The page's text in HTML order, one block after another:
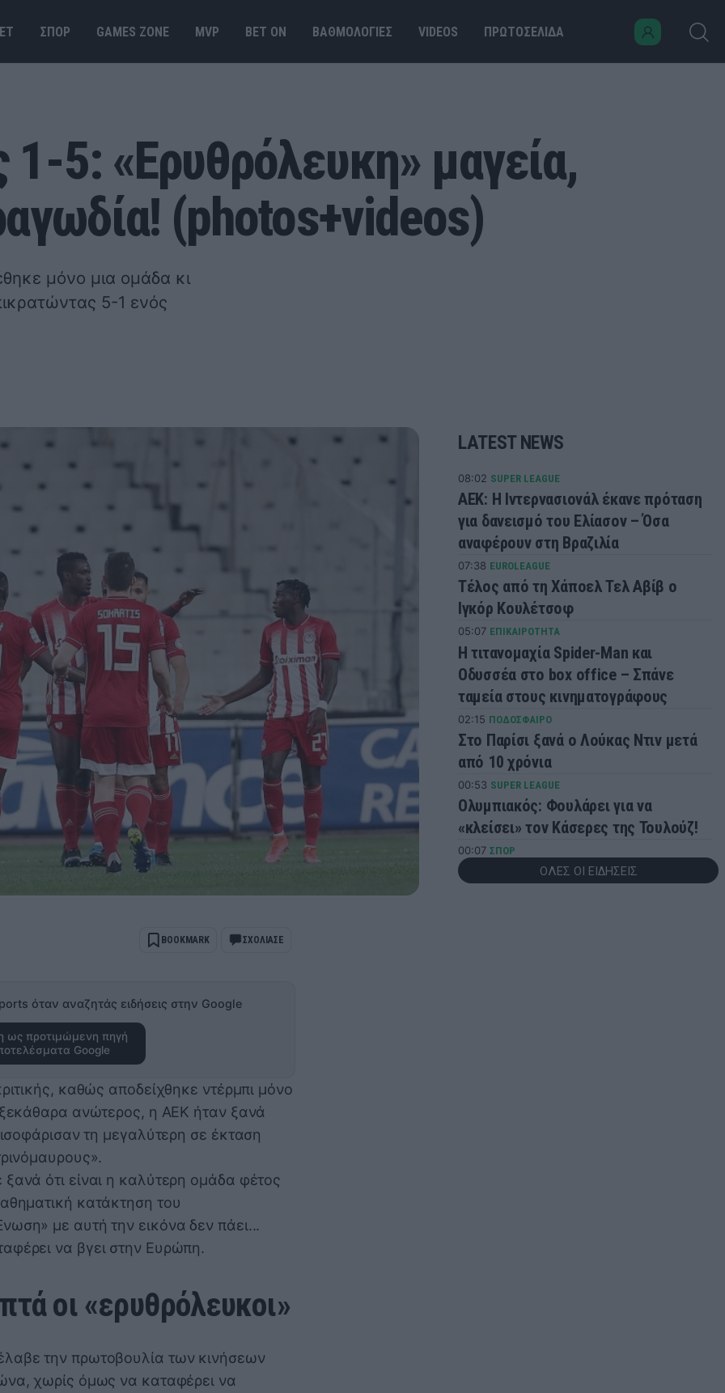
ΣΠΟΡ GAMES ΖΟΝΕ MVP BET ΟΝ ΒΑΘΜΟΛΟΓΙΕΣ VIDEOS ΠΡΩΤΟΣΕΛΙΔΑ
5: «Ερυθρόλευκη» μαγεία,
(photos+videos)
μόνο μια ομάδα κι
5-1 ενός
BOOKMARK ΣΧΟΛΙΑΣΕ
όταν αναζητάς ειδήσεις στην Google
ως προτιμώμενη πηγή
Google
καθώς αποδείχθηκε ντέρμπι μόνο
ανώτερος, η ΑΕΚ ήταν ξανά
τη μεγαλύτερη σε έκταση
ότι είναι η καλύτερη ομάδα φέτος
κατάκτηση του
με αυτή την εικόνα δεν πάει...
να βγει στην Ευρώπη.
οι «ερυθρόλευκοι»
την πρωτοβουλία των κινήσεων
χωρίς όμως να καταφέρει να
LATEST NEWS
08:02 SUPER LEAGUE
ΑΕΚ: Η Ιντερνασιονάλ έκανε πρόταση
για δανεισμό του Ελίασον – Όσα
αναφέρουν στη Βραζιλία
07:38 EUROLEAGUE
Τέλος από τη Χάποελ Τελ Αβίβ ο
Ιγκόρ Κουλέτσοφ
05:07 ΕΠΙΚΑΙΡΟΤΗΤΑ
Η τιτανομαχία Spider-Man και
Οδυσσέα στο box office – Σπάνε
ταμεία στους κινηματογράφους
02:15 ΠΟΔΟΣΦΑΙΡΟ
Στο Παρίσι ξανά ο Λούκας Ντιν μετά
από 10 χρόνια
00:53 SUPER LEAGUE
Ολυμπιακός: Φουλάρει για να
«κλείσει» τον Κάσερες της Τουλούζ!
00:07 ΣΠΟΡ
Νέα μεγάλη επιτυχία για την
ΟΛΕΣ ΟΙ ΕΙΔΗΣΕΙΣ